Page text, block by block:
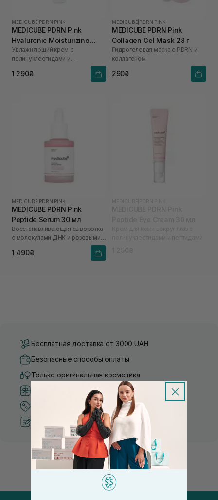
MEDICUBE PDRN PINK
MEDICUBE PDRN Pink
Hyaluronic Moisturizing
Cream 50 мл
Увлажняющий крем с
полинуклеотидами и
1 290₴
MEDICUBE PDRN PINK
MEDICUBE PDRN Pink
Collagen Gel Mask 28 г
Гидрогелевая маска с PDRN и
коллагеном
290₴
MEDICUBE PDRN PINK
MEDICUBE PDRN Pink
Peptide Serum 30 мл
Восстанавливающая сыворотка
с молекулами ДНК и розовыми
1 490₴
Бесплатная доставка от 3000 UAH
Безопасные способы оплаты
Только оригинальная косметика
Система бонусов и лояльности
Лучшие цены и топ товары
Рекомендации от косметологов